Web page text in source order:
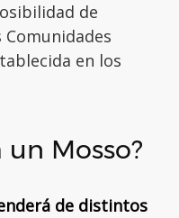
de
en los
Mosso?
de distintos